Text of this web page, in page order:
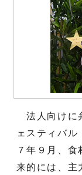
法人向けに
ェスティバル
７年９月、
来的には、主